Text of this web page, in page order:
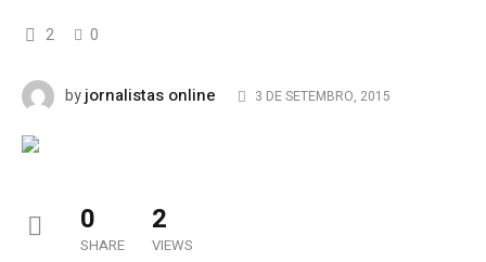
2 0
byjornalistas online 3 DE SETEMBRO, 2015
0
SHARE
2
VIEWS